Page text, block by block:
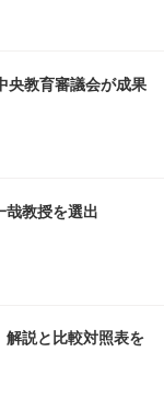
央教育審議会が成果
哉教授を選出
解説と比較対照表を